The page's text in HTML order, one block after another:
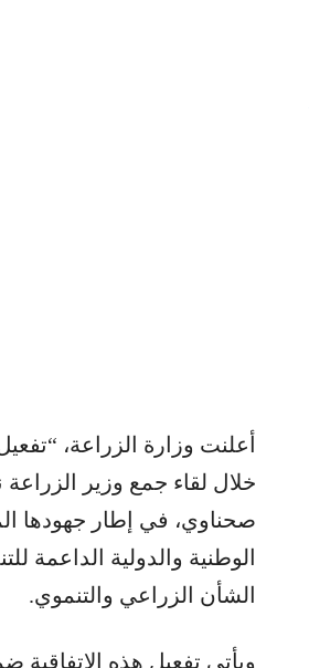
أعلنت وزارة الزراعة،
خلال لقاء جمع وزير
صحناوي، في إطار جهودها
الوطنية والدولية الداعمة
الشأن الزراعي والتنموي.
ويأتي تفعيل هذه الاتفاقية